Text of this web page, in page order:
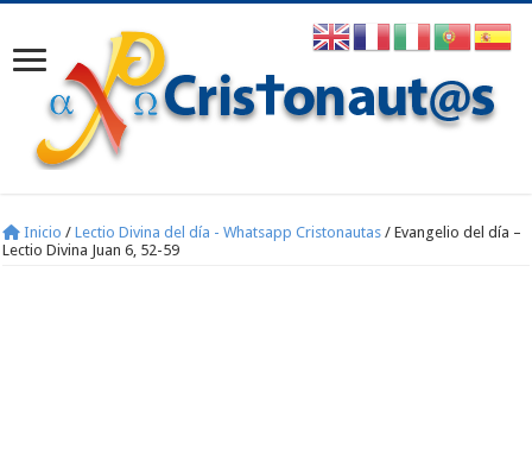
Inicio / Lectio Divina del día - Whatsapp Cristonautas / Evangelio del día –
Lectio Divina Juan 6, 52-59